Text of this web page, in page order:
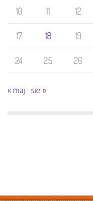
10 11 12
17 18 19
24 25 26
« maj sie »